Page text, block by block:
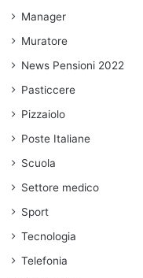
Manager
Muratore
News Pensioni 2022
Pasticcere
Pizzaiolo
Poste Italiane
Scuola
Settore medico
Sport
Tecnologia
Telefonia